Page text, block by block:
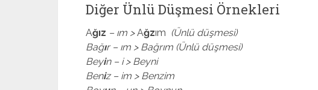
Diğer Ünlü Düşmesi Örnekleri
Ağız – ım >Ağzım (Ünlü düşmesi)
Bağır – ım > Bağrım (Ünlü düşmesi)
Beyin – i > Beyni
Beniz – im > Benzim